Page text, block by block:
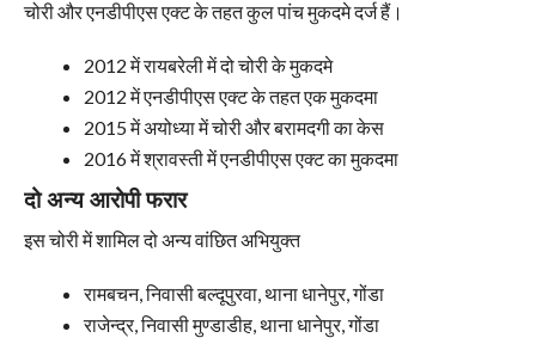
चोरी और एनडीपीएस एक्ट के तहत कुल पांच मुकदमे दर्ज हैं।
2012 में रायबरेली में दो चोरी के मुकदमे
2012 में एनडीपीएस एक्ट के तहत एक मुकदमा
2015 में अयोध्या में चोरी और बरामदगी का केस
2016 में श्रावस्ती में एनडीपीएस एक्ट का मुकदमा
दो अन्य आरोपी फरार
इस चोरी में शामिल दो अन्य वांछित अभियुक्त
रामबचन, निवासी बल्दूपुरवा, थाना धानेपुर, गोंडा
राजेन्द्र, निवासी मुण्डाडीह, थाना धानेपुर, गोंडा